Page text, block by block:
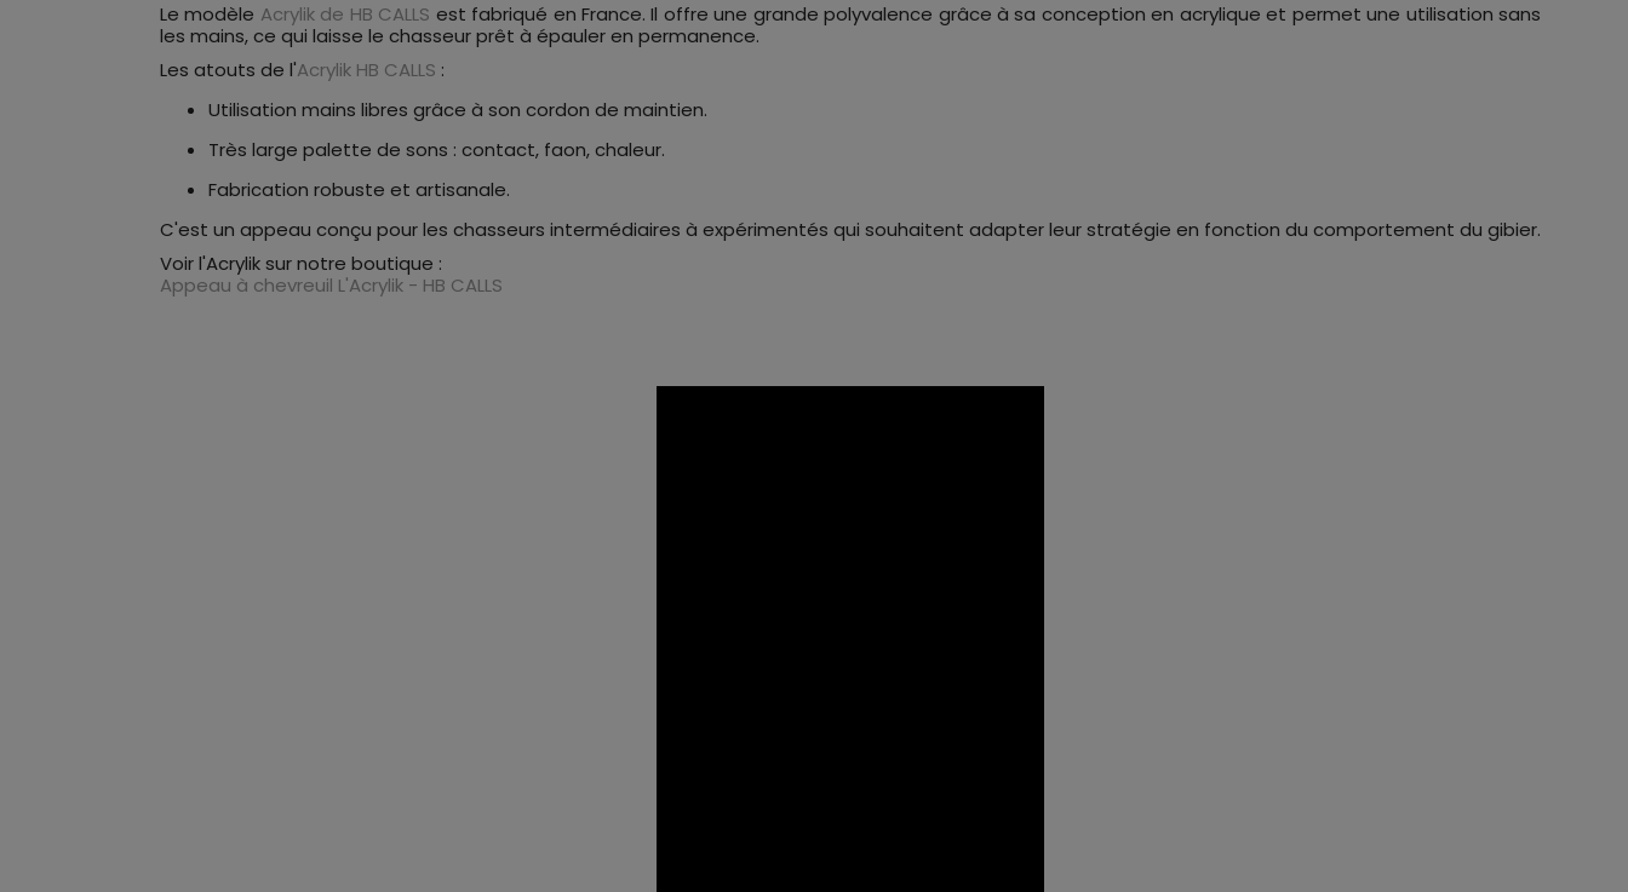
Le modèle Acrylik de HB CALLS est fabriqué en France. Il offre une grande polyvalence grâce à sa conception en acrylique et permet une utilisation sans
les mains, ce qui laisse le chasseur prêt à épauler en permanence.
Les atouts de l'Acrylik HB CALLS :
Utilisation mains libres grâce à son cordon de maintien.
Très large palette de sons : contact, faon, chaleur.
Fabrication robuste et artisanale.
C'est un appeau conçu pour les chasseurs intermédiaires à expérimentés qui souhaitent adapter leur stratégie en fonction du comportement du gibier.
Voir l'Acrylik sur notre boutique :
Appeau à chevreuil L'Acrylik - HB CALLS